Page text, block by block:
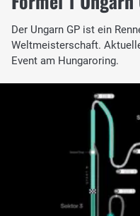
Der Ungarn GP ist ein
Weltmeisterschaft.
Event am Hungaroring.